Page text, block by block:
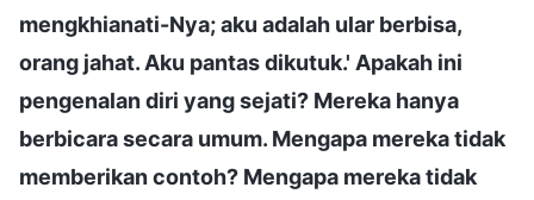
mengkhianati-Nya; aku adalah ular berbisa,
orang jahat. Aku pantas dikutuk.' Apakah ini
pengenalan diri yang sejati? Mereka hanya
berbicara secara umum. Mengapa mereka tidak
memberikan contoh? Mengapa mereka tidak